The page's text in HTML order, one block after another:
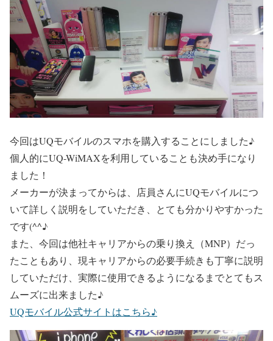
今回はUQモバイルのスマホを購入することにしました♪
個人的にUQ-WiMAXを利用していることも決め手になり
ました！
メーカーが決まってからは、店員さんにUQモバイルにつ
いて詳しく説明をしていただき、とても分かりやすかった
です(^^♪
また、今回は他社キャリアからの乗り換え（MNP）だっ
たこともあり、現キャリアからの必要手続きも丁寧に説明
していただけ、実際に使用できるようになるまでとてもス
ムーズに出来ました♪
UQモバイル公式サイトはこちら♪